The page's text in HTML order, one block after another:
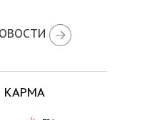
КАРМА